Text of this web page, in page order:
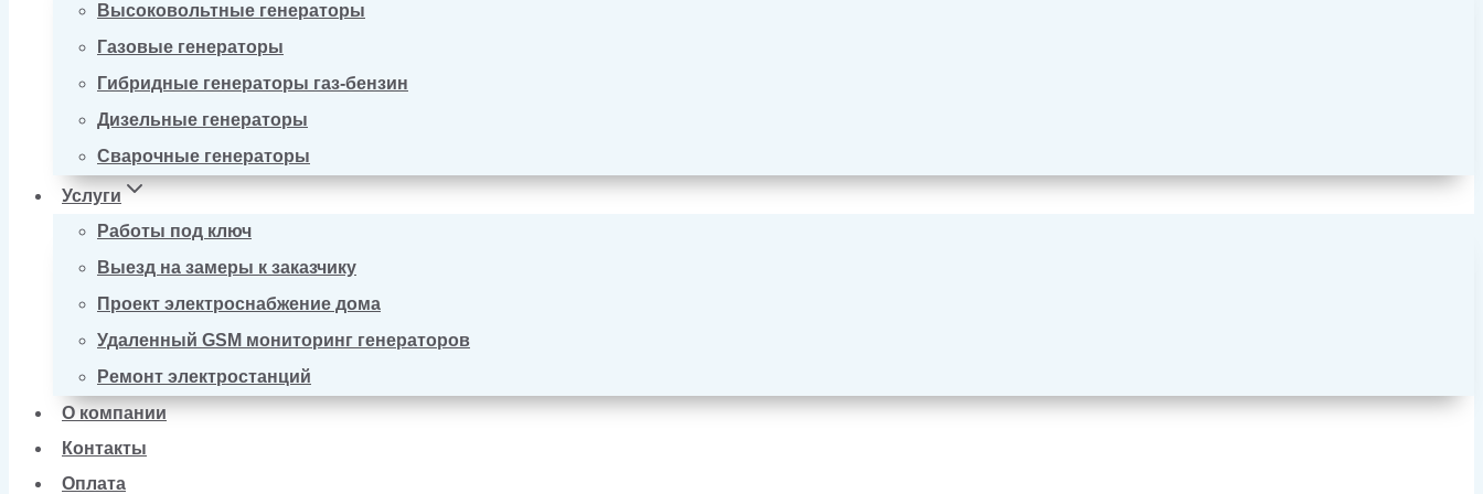
Высоковольтные генераторы
Газовые генераторы
Гибридные генераторы газ-бензин
Дизельные генераторы
Сварочные генераторы
Услуги
Работы под ключ
Выезд на замеры к заказчику
Проект электроснабжение дома
Удаленный GSM мониторинг генераторов
Ремонт электростанций
О компании
Контакты
Оплата